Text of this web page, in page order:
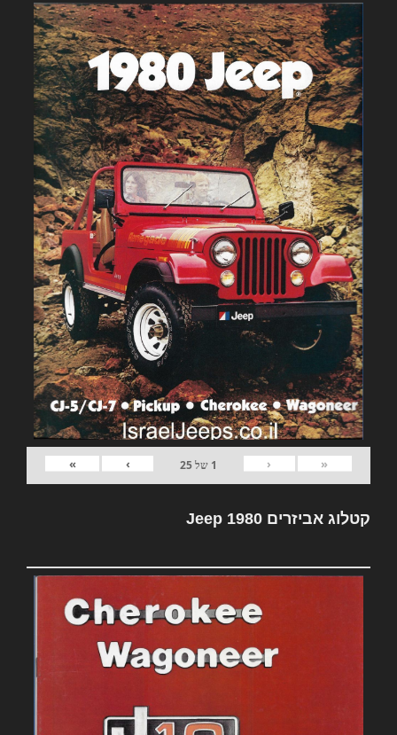
«
‹
1 של25
›
»
קטלוג אביזרים Jeep 1980